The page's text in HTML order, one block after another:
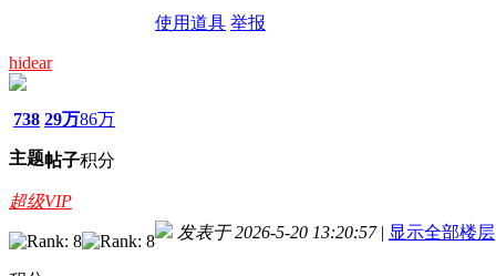
使用道具 举报
hidear
738
主题
29万
帖子
86万
积分
超级VIP
发表于 2026-5-20 13:20:57 | 显示全部楼层